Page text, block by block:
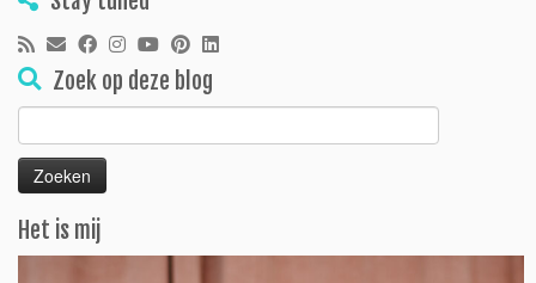
Zoek op deze blog
naar:
Het is mij